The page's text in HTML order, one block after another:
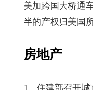
美加跨国大桥通
半的产权归美国
房地产
1、住建部召开